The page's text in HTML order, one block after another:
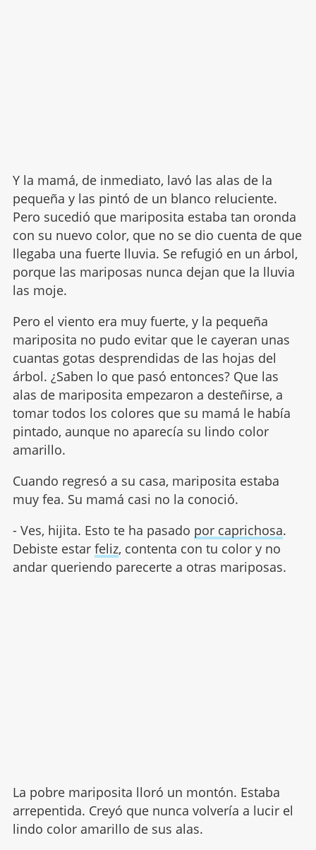
Y la mamá, de inmediato, lavó las alas de la
pequeña y las pintó de un blanco reluciente.
Pero sucedió que mariposita estaba tan oronda
con su nuevo color, que no se dio cuenta de que
llegaba una fuerte lluvia. Se refugió en un árbol,
porque las mariposas nunca dejan que la lluvia
las moje.
Pero el viento era muy fuerte, y la pequeña
mariposita no pudo evitar que le cayeran unas
cuantas gotas desprendidas de las hojas del
árbol. ¿Saben lo que pasó entonces? Que las
alas de mariposita empezaron a desteñirse, a
tomar todos los colores que su mamá le había
pintado, aunque no aparecía su lindo color
amarillo.
Cuando regresó a su casa, mariposita estaba
muy fea. Su mamá casi no la conoció.
- Ves, hijita. Esto te ha pasado por caprichosa.
Debiste estar feliz, contenta con tu color y no
andar queriendo parecerte a otras mariposas.
La pobre mariposita lloró un montón. Estaba
arrepentida. Creyó que nunca volvería a lucir el
lindo color amarillo de sus alas.